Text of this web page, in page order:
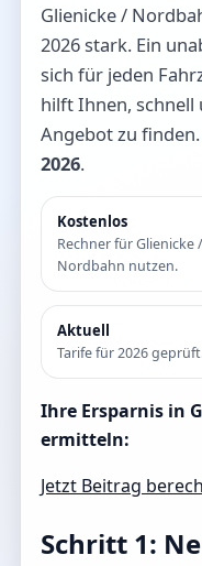
Glienicke /
2026 stark. Ein
sich für jeden
hilft Ihnen, schnell
Angebot zu
2026.
Kostenlos
Rechner für Glienicke /
Nordbahn nutzen.
Aktuell
Tarife für 2026
Ihre Ersparnis in
ermitteln:
Jetzt Beitrag
Schritt 1: